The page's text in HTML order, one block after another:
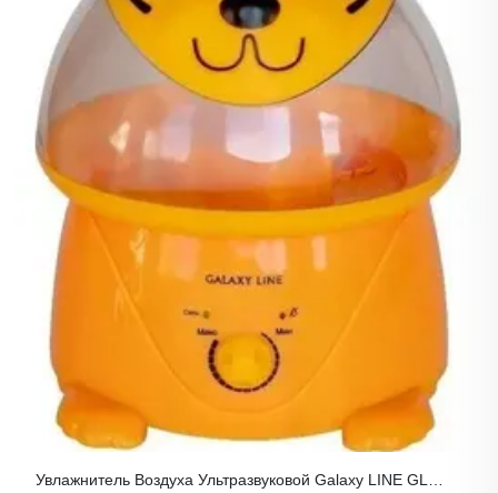
Увлажнитель Воздуха Ультразвуковой Galaxy LINE GL